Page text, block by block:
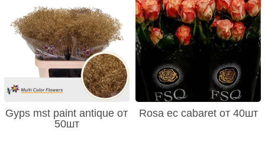
Gyps mst paint antique от
50шт
Rosa ec cabaret от 40шт